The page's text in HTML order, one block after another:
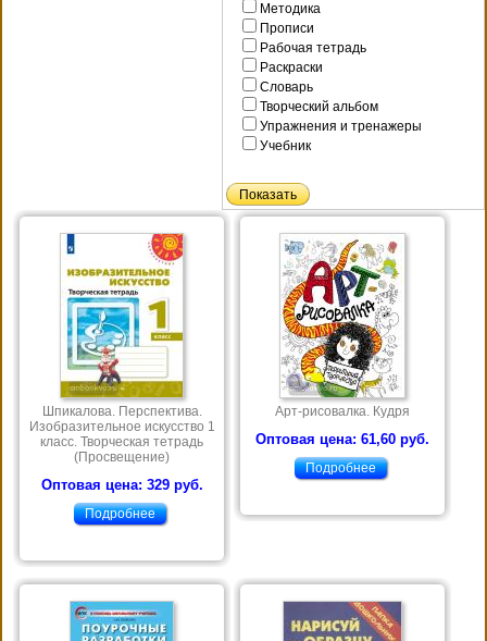
Методика
Прописи
Рабочая тетрадь
Раскраски
Словарь
Творческий альбом
Упражнения и тренажеры
Учебник
Шпикалова. Перспектива.
Изобразительное искусство 1
класс. Творческая тетрадь
(Просвещение)
Оптовая цена: 329 руб.
Подробнее
Арт-рисовалка. Кудря
Оптовая цена: 61,60 руб.
Подробнее